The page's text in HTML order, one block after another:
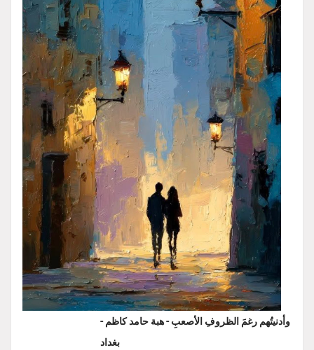
وأدنيتُهم رغمَ الظروفِ الأصعبِ - هبة حامد كاظم -
بغداد